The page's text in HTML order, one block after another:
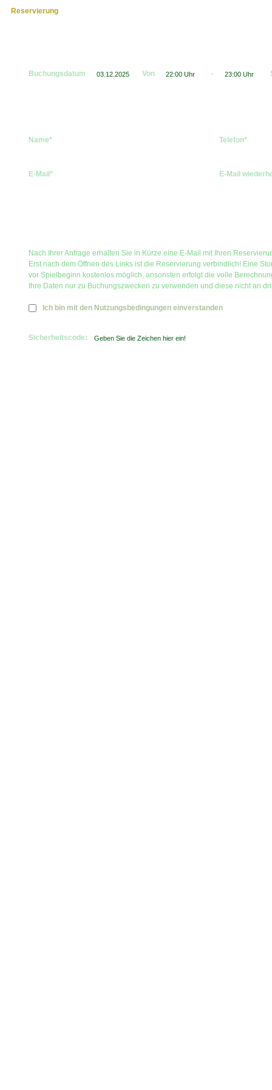
Reservierung
Buchungsdatum Von -
Name* Telefon*
E-Mail* E-Mail
Nach Ihrer Anfrage erhalten Sie in Kürze eine E-Mail mit Ihren
Erst nach dem Öffnen des Links ist die Reservierung verbindlich! Eine
vor Spielbeginn kostenlos möglich, ansonsten erfolgt die volle
Ihre Daten nur zu Buchungszwecken zu verwenden und diese nicht an
Ich bin mit den Nutzungsbedingungen einverstanden
Sicherheitscode: